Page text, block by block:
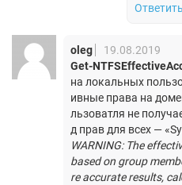
Ответить
oleg
19.08.2019
Get-
на локальных
ивные права на
льзоватля не
д прав для всех —
WARNING: The
based on group
re accurate results,